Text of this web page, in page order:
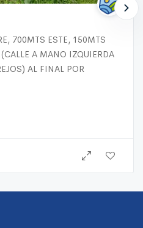
700MTS ESTE, 150MTS
A MANO IZQUIERDA
AL FINAL POR